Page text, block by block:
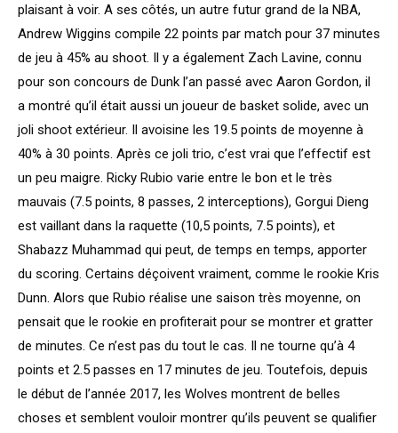
plaisant à voir. A ses côtés, un autre futur grand de la NBA,
Andrew Wiggins compile 22 points par match pour 37 minutes
de jeu à 45% au shoot. Il y a également Zach Lavine, connu
pour son concours de Dunk l’an passé avec Aaron Gordon, il
a montré qu’il était aussi un joueur de basket solide, avec un
joli shoot extérieur. Il avoisine les 19.5 points de moyenne à
40% à 30 points. Après ce joli trio, c’est vrai que l’effectif est
un peu maigre. Ricky Rubio varie entre le bon et le très
mauvais (7.5 points, 8 passes, 2 interceptions), Gorgui Dieng
est vaillant dans la raquette (10,5 points, 7.5 points), et
Shabazz Muhammad qui peut, de temps en temps, apporter
du scoring. Certains déçoivent vraiment, comme le rookie Kris
Dunn. Alors que Rubio réalise une saison très moyenne, on
pensait que le rookie en profiterait pour se montrer et gratter
de minutes. Ce n’est pas du tout le cas. Il ne tourne qu’à 4
points et 2.5 passes en 17 minutes de jeu. Toutefois, depuis
le début de l’année 2017, les Wolves montrent de belles
choses et semblent vouloir montrer qu’ils peuvent se qualifier